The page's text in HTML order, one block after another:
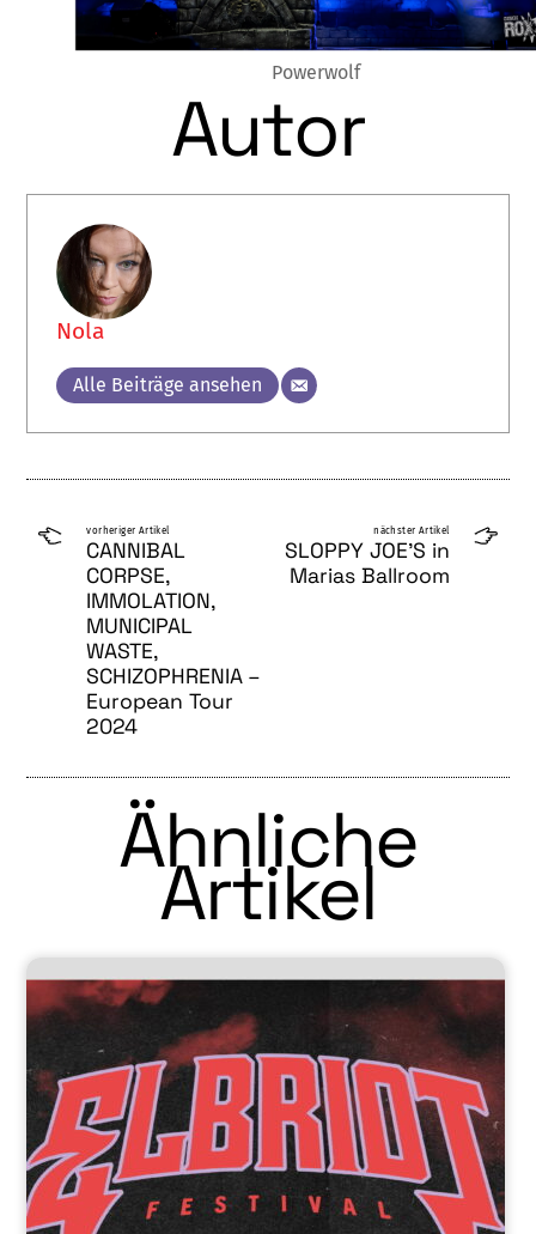
Powerwolf
Autor
Nola
Alle Beiträge ansehen
vorheriger Artikel
CANNIBAL
CORPSE,
IMMOLATION,
MUNICIPAL
WASTE,
SCHIZOPHRENIA –
European Tour
2024
nächster Artikel
SLOPPY JOE’S in
Marias Ballroom
Ähnliche
Artikel